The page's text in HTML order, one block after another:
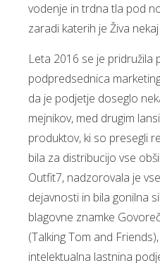
vodenje in trdna tla pod
zaradi katerih je Živa
Leta 2016 se je pridružila
podpredsednica
da je podjetje doseglo
mejnikov, med drugim
produktov, ki so presegli
bila za distribucijo vse
Outfit7, nadzorovala je
dejavnosti in bila gonilna
blagovne znamke
(Talking Tom and
intelektualna lastnina